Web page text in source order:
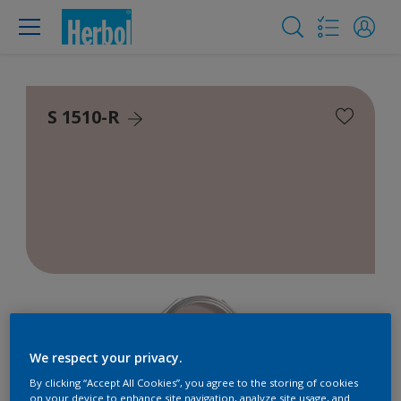
S 1510-R
We respect your privacy.
By clicking “Accept All Cookies”, you agree to the storing of cookies
on your device to enhance site navigation, analyze site usage, and